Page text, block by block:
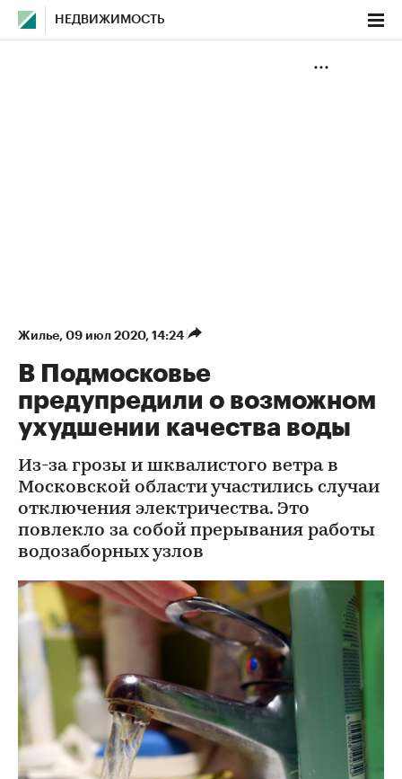
НЕДВИЖИМОСТЬ
Жилье⁠, 09 июл 2020, 14:24
В Подмосковье
предупредили о возможном
ухудшении качества воды
Из-за грозы и шквалистого ветра в
Московской области участились случаи
отключения электричества. Это
повлекло за собой прерывания работы
водозаборных узлов